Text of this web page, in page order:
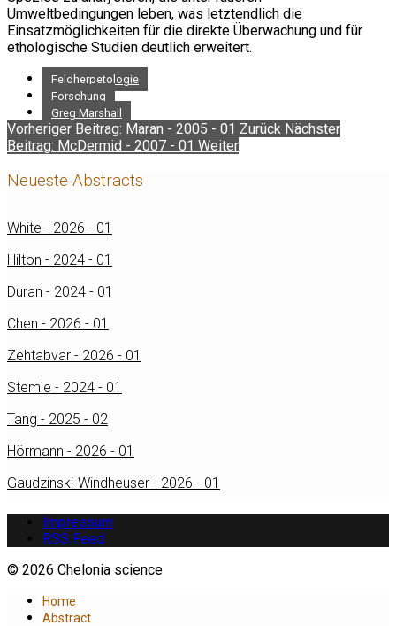
Umweltbedingungen leben, was letztendlich die
Einsatzmöglichkeiten für die direkte Überwachung und für
ethologische Studien deutlich erweitert.
Feldherpetologie
Forschung
Greg Marshall
Vorheriger Beitrag: Maran - 2005 - 01 Zurück Nächster
Beitrag: McDermid - 2007 - 01 Weiter
Neueste Abstracts
White - 2026 - 01
Hilton - 2024 - 01
Duran - 2024 - 01
Chen - 2026 - 01
Zehtabvar - 2026 - 01
Stemle - 2024 - 01
Tang - 2025 - 02
Hörmann - 2026 - 01
Gaudzinski-Windheuser - 2026 - 01
Impressum
RSS Feed
© 2026 Chelonia science
Home
Abstract